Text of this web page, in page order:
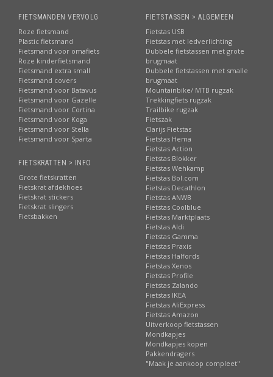
FIETSMANDEN VERVOLG
Roze fietsmand
Plastic fietsmand
Fietsmand voor omafiets
Roze kinderfietsmand
Fietsmand extra small
Fietsmand covers
Fietsmand voor Batavus
Fietsmand voor Gazelle
Fietsmand voor Cortina
Fietsmand voor Koga
Fietsmand voor Stella
Fietsmand voor Sparta
FIETSKRATTEN > INFO
Grote fietskratten
Fietskrat afdekhoes
Fietskrat stickers
Fietskrat slingers
Fietsbakken
FIETSTASSEN > ALGEMEEN
Fietstas USB
Fietstas met ledverlichting
Dubbele fietstassen met grote
brugmaat
Dubbele fietstassen met smalle
brugmaat
Mountainbike/ MTB rugzak
Trekkingfiets rugzak
Trailbike rugzak
Fietszak
Clarijs Fietstas
Fietstas Hema
Fietstas Action
Fietstas Blokker
Fietstas Wehkamp
Fietstas Bol.com
Fietstas Decathlon
Fietstas ANWB
Fietstas Coolblue
Fietstas Marktplaats
Fietstas Aldi
Fietstas Gamma
Fietstas Praxis
Fietstas Halfords
Fietstas Xenos
Fietstas Profile
Fietstas Zalando
Fietstas IKEA
Fietstas AliExpress
Fietstas Amazon
Uitverkoop fietstassen
Mondkapjes
Mondkapjes kopen
Pakkendragers
"Maak je aankoop compleet"